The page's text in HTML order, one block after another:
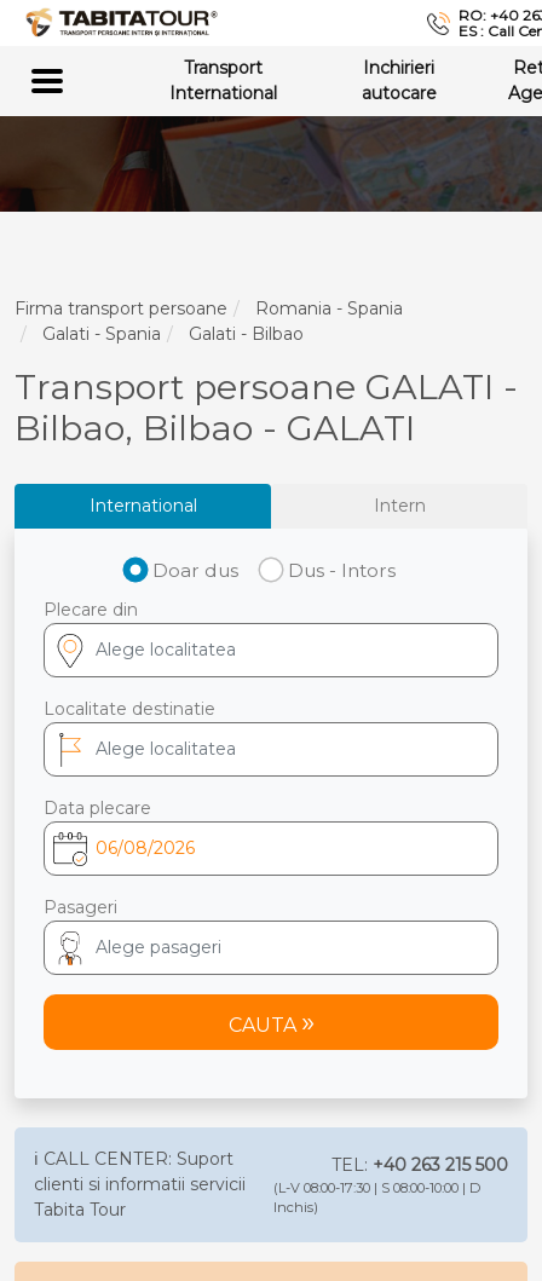
RO: +40
ES : Call
Transport
International
Inchirieri
autocare
Firma transport persoane
Romania - Spania
Galati - Spania
Galati - Bilbao
Transport persoane GALATI -
Bilbao, Bilbao - GALATI
International Intern
Doar dus Dus - Intors
Plecare din
Localitate destinatie
Data plecare
Pasageri
CAUTA
ℹ️ CALL CENTER: Suport
clienti si informatii servicii
Tabita Tour
TEL: +40 263 215 500
(L-V 08:00-17:30 | S 08:00-10:00 | D
Inchis)